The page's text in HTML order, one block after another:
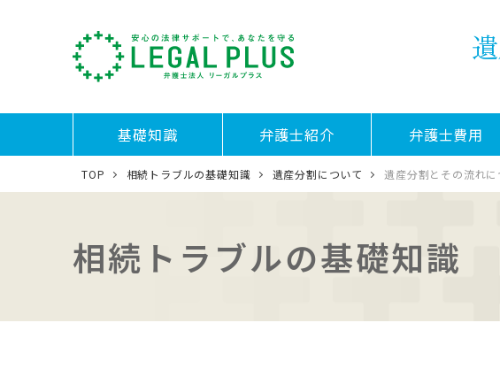
基礎知識 弁護士紹介 弁護士費用
TOP 相続トラブルの基礎知識 遺産分割について 遺産分割とその流れに
相続トラブルの基礎知識